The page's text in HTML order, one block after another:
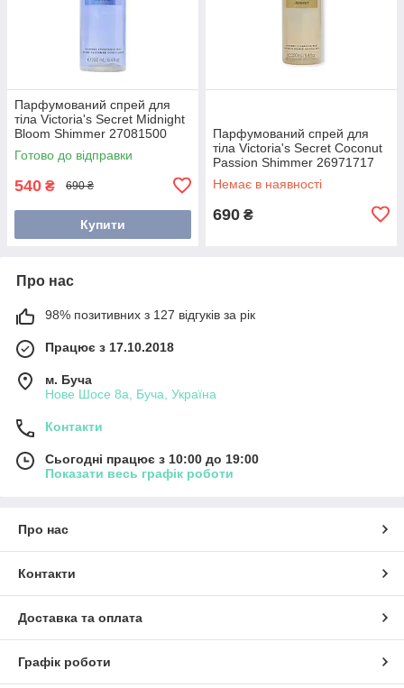
Парфумований спрей для
тіла Victoria's Secret Midnight
Bloom Shimmer 27081500
250мл
Готово до відправки
540 ₴ 690 ₴
Купити
Парфумований спрей для
тіла Victoria's Secret Coconut
Passion Shimmer 26971717
250мл
Немає в наявності
690 ₴
Про нас
98% позитивних з 127 відгуків за рік
Працює з 17.10.2018
м. Буча
Нове Шосе 8а, Буча, Україна
Контакти
Сьогодні працює з 10:00 до 19:00
Показати весь графік роботи
Про нас
Контакти
Доставка та оплата
Графік роботи